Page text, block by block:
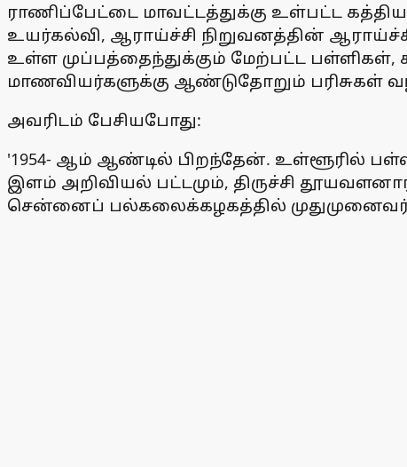
ராணிப்பேட்டை மாவட்டத்துக்கு உள்பட்ட
உயர்கல்வி, ஆராய்ச்சி நிறுவனத்தின்
உள்ள முப்பத்தைந்துக்கும் மேற்பட்ட பள்ளிகள்,
மாணவியர்களுக்கு ஆண்டுதோறும் பரிசுகள்
அவரிடம் பேசியபோது:
'1954- ஆம் ஆண்டில் பிறந்தேன். உள்ளூரில்
இளம் அறிவியல் பட்டமும், திருச்சி
சென்னைப் பல்கலைக்கழகத்தில்